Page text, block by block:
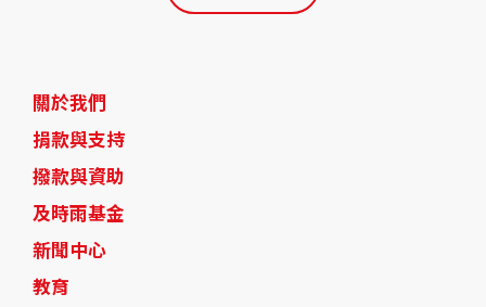
關於我們
捐款與支持
撥款與資助
及時雨基金
新聞中心
教育